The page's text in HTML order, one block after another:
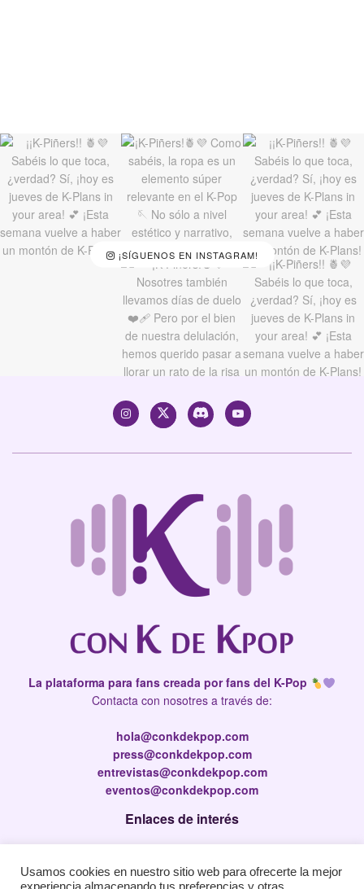
¡SÍGUENOS EN INSTAGRAM!
La plataforma para fans creada por fans del K-Pop
Contacta con nosotres a través de:
hola@conkdekpop.com
press@conkdekpop.com
entrevistas@conkdekpop.com
eventos@conkdekpop.com
Enlaces de interés
Política de privacidad
Usamos cookies en nuestro sitio web para ofrecerte la mejor